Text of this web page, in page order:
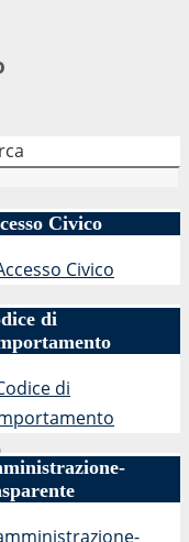
,
Civico
di